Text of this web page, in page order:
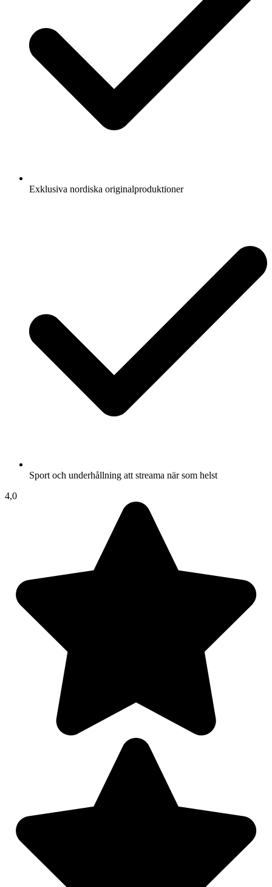
Exklusiva nordiska originalproduktioner
Sport och underhållning att streama när som helst
4,0